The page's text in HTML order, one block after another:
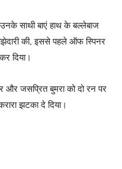
साथी बाएं हाथ के बल्लेबाज
की, इससे पहले ऑफ स्पिनर
दिया।
जसप्रित बुमरा को दो रन पर
झटका दे दिया।